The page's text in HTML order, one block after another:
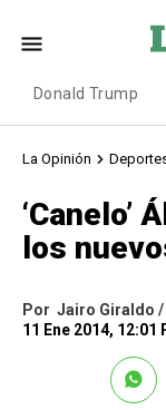
Donald Trump
La Opinión
‘Canelo’
los
Por Jairo Giraldo
11 Ene 2014, 12:01